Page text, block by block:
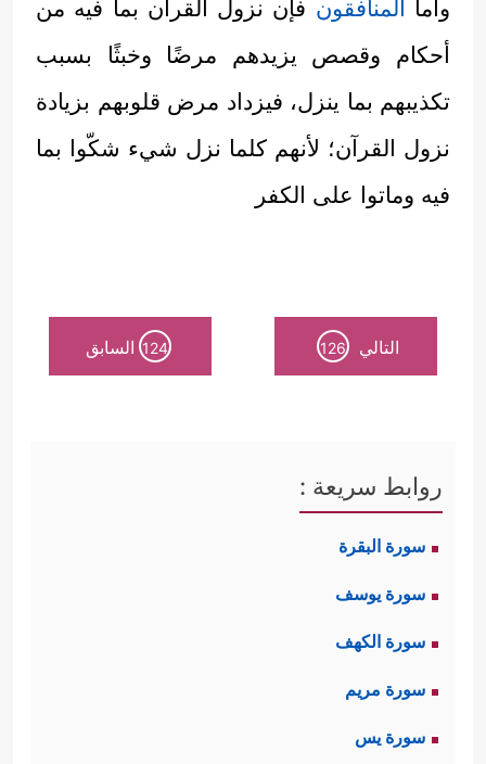
وأما المنافقون فإن نزول القرآن بما فيه من
أحكام وقصص يزيدهم مرضًا وخبثًا بسبب
تكذيبهم بما ينزل، فيزداد مرض قلوبهم بزيادة
نزول القرآن؛ لأنهم كلما نزل شيء شكّوا بما
فيه وماتوا على الكفر
التالي 126
124 السابق
روابط سريعة :
سورة البقرة
سورة يوسف
سورة الكهف
سورة مريم
سورة يس